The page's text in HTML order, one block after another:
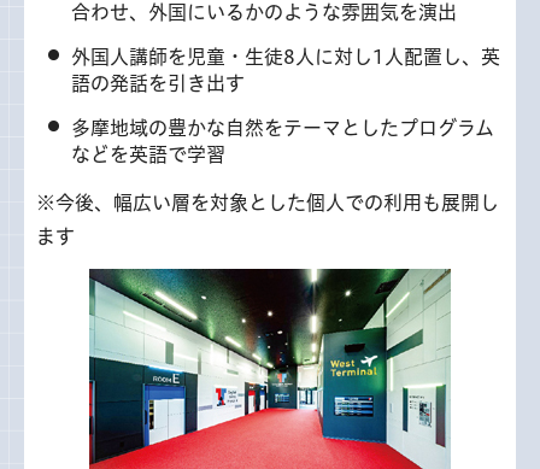
合わせ、外国にいるかのような雰囲気を演出
外国人講師を児童・生徒8人に対し1人配置し、英
語の発話を引き出す
多摩地域の豊かな自然をテーマとしたプログラム
などを英語で学習
※今後、幅広い層を対象とした個人での利用も展開し
ます